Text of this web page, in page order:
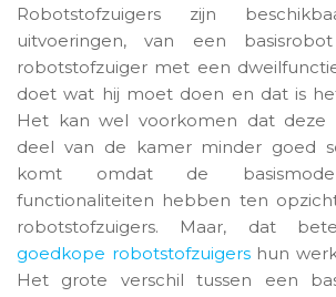
Robotstofzuigers zijn
uitvoeringen, van een
robotstofzuiger met een
doet wat hij moet doen en dat is
Het kan wel voorkomen dat deze
deel van de kamer minder goed
komt omdat de
functionaliteiten hebben ten
robotstofzuigers. Maar, dat
goedkope robotstofzuigershun
Het grote verschil tussen een